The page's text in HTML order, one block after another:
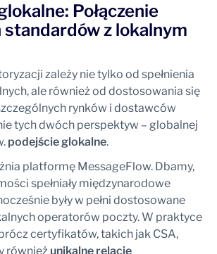
Połączenie
standardów z lokalnym
zależy nie tylko od spełnienia
ale również od dostosowania się
rynków i dostawców
tych dwóch perspektyw – globalnej
podejście glokalne.
platformę MessageFlow. Dbamy,
spełniały międzynarodowe
były w pełni dostosowane
operatorów poczty. W praktyce
certyfikatów, takich jak CSA,
również unikalne relacje